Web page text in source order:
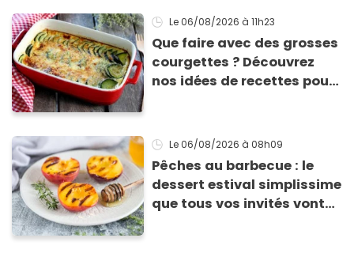
Le 06/08/2026 à 11h23
Que faire avec des grosses
courgettes ? Découvrez
nos idées de recettes pour
Le 06/08/2026 à 08h09
Pêches au barbecue : le
dessert estival simplissime
que tous vos invités vont